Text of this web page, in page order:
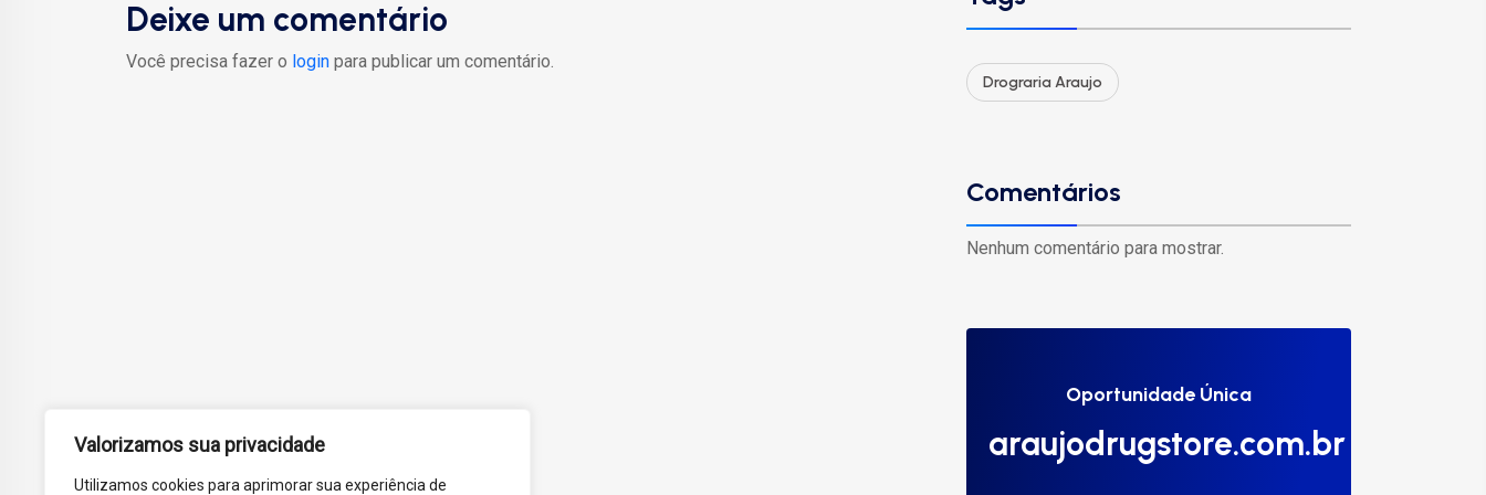
Valorizamos sua privacidade
Utilizamos cookies para aprimorar sua experiência de
Deixe um comentário
Você precisa fazer o login para publicar um comentário.
Drograria Araujo
Comentários
Nenhum comentário para mostrar.
Oportunidade Única
araujodrugstore.com.br